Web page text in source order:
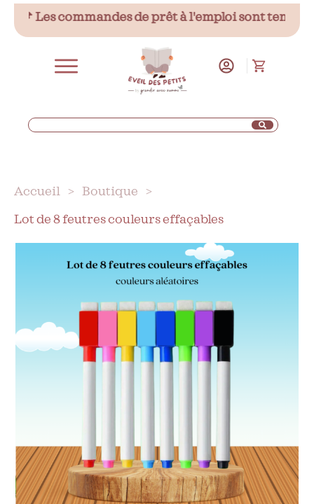
Les commandes de prêt à l'emploi sont
Accueil > Boutique
>
Lot de 8 feutres couleurs effaçables